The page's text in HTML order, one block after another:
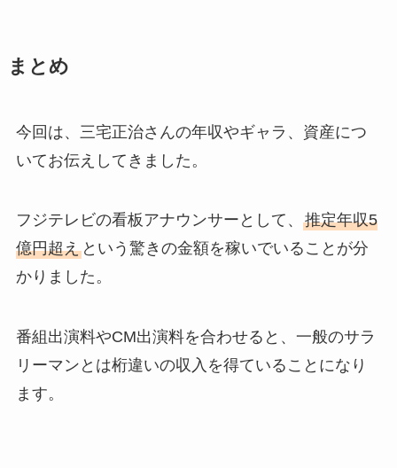
まとめ
今回は、三宅正治さんの年収やギャラ、資産につ
いてお伝えしてきました。
フジテレビの看板アナウンサーとして、 推定年収5
億円超えという驚きの金額を稼いでいることが分
かりました。
番組出演料やCM出演料を合わせると、一般のサラ
リーマンとは桁違いの収入を得ていることになり
ます。